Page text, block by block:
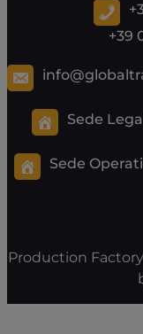
+39
Sede
Sede
Production